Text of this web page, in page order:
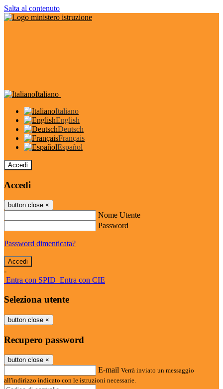
Salta al contenuto
Italiano
Italiano
English
Deutsch
Français
Español
Accedi
Accedi
button close ×
Nome Utente
Password
Password dimenticata?
-
Entra con SPID Entra con CIE
Seleziona utente
button close ×
Recupero password
button close ×
E-mail Verrà inviato un messaggio
all'indirizzo indicato con le istruzioni necessarie.